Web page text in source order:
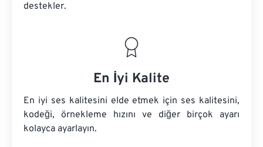
destekler.
En İyi Kalite
En iyi ses kalitesini elde etmek için ses kalitesini,
kodeği, örnekleme hızını ve diğer birçok ayarı
kolayca ayarlayın.